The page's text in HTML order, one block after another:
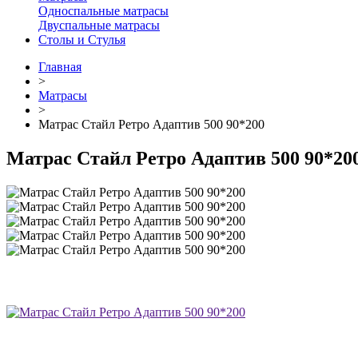
Односпальные матрасы
Двуспальные матрасы
Столы и Стулья
Главная
>
Матрасы
>
Матрас Стайл Ретро Адаптив 500 90*200
Матрас Стайл Ретро Адаптив 500